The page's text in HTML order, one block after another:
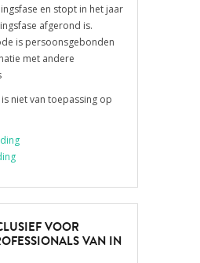
en stopt in het jaar
afgerond is.
is persoonsgebonden
met andere
niet van toepassing op
VOOR
VAN IN